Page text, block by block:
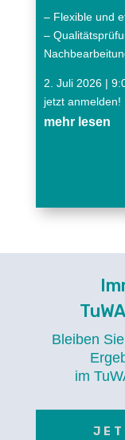
– Flexible und
–
2. Juli 2026 |
jetzt anmelden!
mehr lesen
Bleiben
im